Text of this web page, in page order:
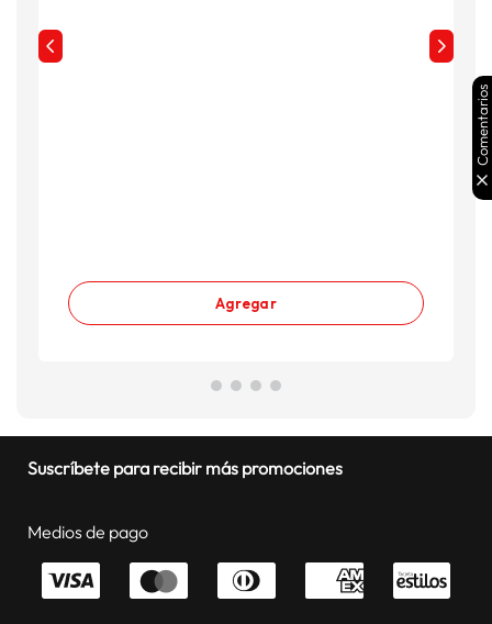
Agregar
Suscríbete para recibir más promociones
Medios de pago
Comentarios